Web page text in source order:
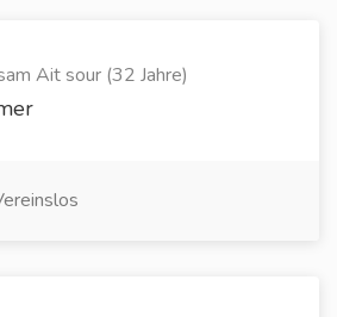
Ait sour (32 Jahre)